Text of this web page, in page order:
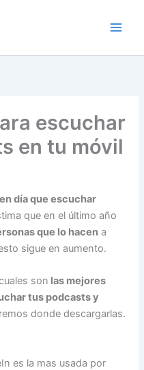
escuchar
en tu móvil
día que escuchar
que en el último año
que lo hacen a
sigue en aumento.
son las mejores
tus podcasts y
donde descargarlas.
es la mas usada por